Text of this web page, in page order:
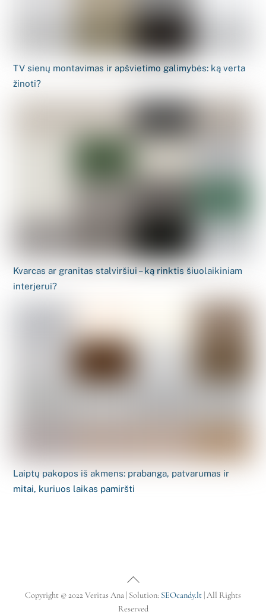
TV sienų montavimas ir apšvietimo galimybės: ką verta
žinoti?
Kvarcas ar granitas stalviršiui – ką rinktis šiuolaikiniam
interjerui?
Laiptų pakopos iš akmens: prabanga, patvarumas ir
mitai, kuriuos laikas pamiršti
Back
To
Top
Copyright © 2022 Veritas Ana | Solution: SEOcandy.lt | All Rights
Reserved